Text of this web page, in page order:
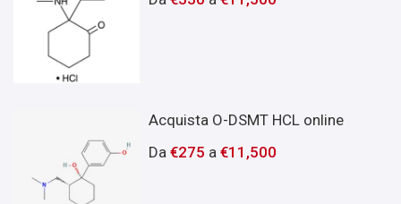
Acquista O-DSMT HCL online
Da€275 a€11,500